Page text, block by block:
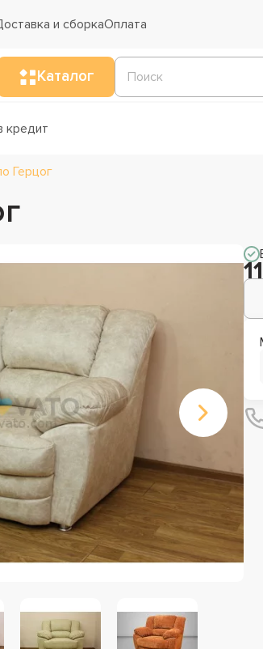
и сборкаОплата
Каталог
кредит
Герцог